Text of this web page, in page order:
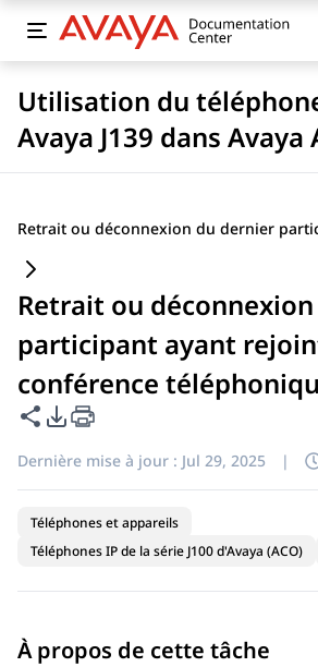
Utilisation du
Avaya J139 dans
Retrait ou
participant ayant
conférence
Partager cette page
Options d'exportation PDF
Dernière mise à jour : Jul 29, 2025 |
Téléphones et appareils
Téléphones IP de la série J100 d'Avaya (ACO)
À propos de cette tâche